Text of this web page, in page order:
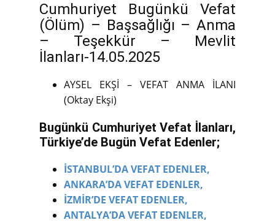
Cumhuriyet Bugünkü Vefat
(Ölüm) – Başsağlığı – Anma
– Teşekkür – Mevlit
İlanları-14.05.2025
AYSEL EKŞİ – VEFAT ANMA İLANI
(Oktay Ekşi)
Bugünkü Cumhuriyet Vefat İlanları,
Türkiye’de Bugün Vefat Edenler;
İSTANBUL’DA VEFAT EDENLER,
ANKARA’DA VEFAT EDENLER,
İZMİR’DE VEFAT EDENLER,
ANTALYA’DA VEFAT EDENLER,